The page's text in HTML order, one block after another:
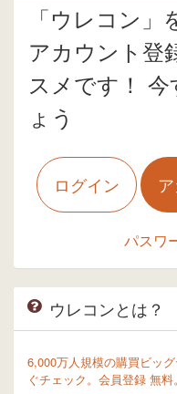
「ウレコン」
アカウント登
スメです！
ょう
ログイン
パスワ
ウレコンとは？
6,000万人規模の購買ビッ
ぐチェック。会員登録 無料。